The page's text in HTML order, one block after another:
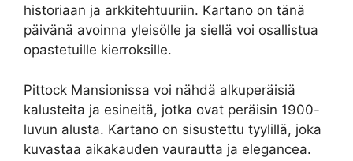
historiaan ja arkkitehtuuriin. Kartano on tänä
päivänä avoinna yleisölle ja siellä voi osallistua
opastetuille kierroksille.
Pittock Mansionissa voi nähdä alkuperäisiä
kalusteita ja esineitä, jotka ovat peräisin 1900-
luvun alusta. Kartano on sisustettu tyylillä, joka
kuvastaa aikakauden vaurautta ja elegancea.